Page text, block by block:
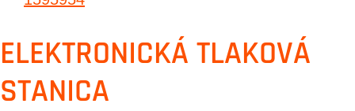
ELEKTRONICKÁ TLAKOVÁ
STANICA